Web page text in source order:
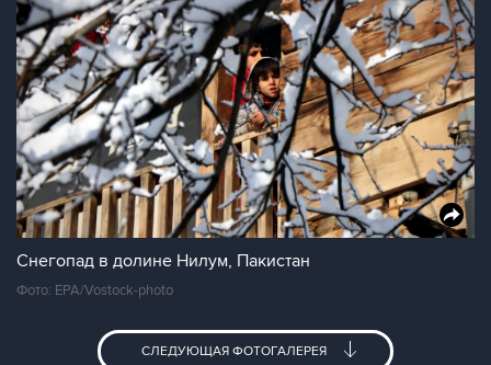
Снегопад в долине Нилум, Пакистан
Фото: EPA/Vostock-photo
СЛЕДУЮЩАЯ ФОТОГАЛЕРЕЯ